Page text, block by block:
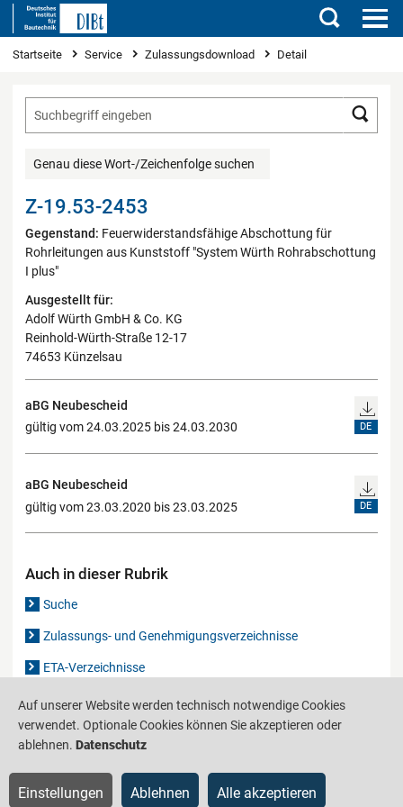
Suchen
Sie sind hier
Startseite Service Zulassungsdownload Detail
Genau diese Wort-/Zeichenfolge suchen
Z-19.53-2453
Gegenstand: Feuerwiderstandsfähige Abschottung für
Rohrleitungen aus Kunststoff "System Würth Rohrabschottung
I plus"
Ausgestellt für:
Adolf Würth GmbH & Co. KG
Reinhold-Würth-Straße 12-17
74653 Künzelsau
aBG Neubescheid
gültig vom 24.03.2025 bis 24.03.2030
DE
aBG Neubescheid
gültig vom 23.03.2020 bis 23.03.2025
DE
Auch in dieser Rubrik
Suche
Zulassungs- und Genehmigungsverzeichnisse
ETA-Verzeichnisse
Gutachten-Verzeichnis
Barrierefreiheit Datenschutz Impressum Sitemap
Auf unserer Website werden technisch notwendige Cookies
verwendet. Optionale Cookies können Sie akzeptieren oder
ablehnen. Datenschutz
Einstellungen Ablehnen Alle akzeptieren